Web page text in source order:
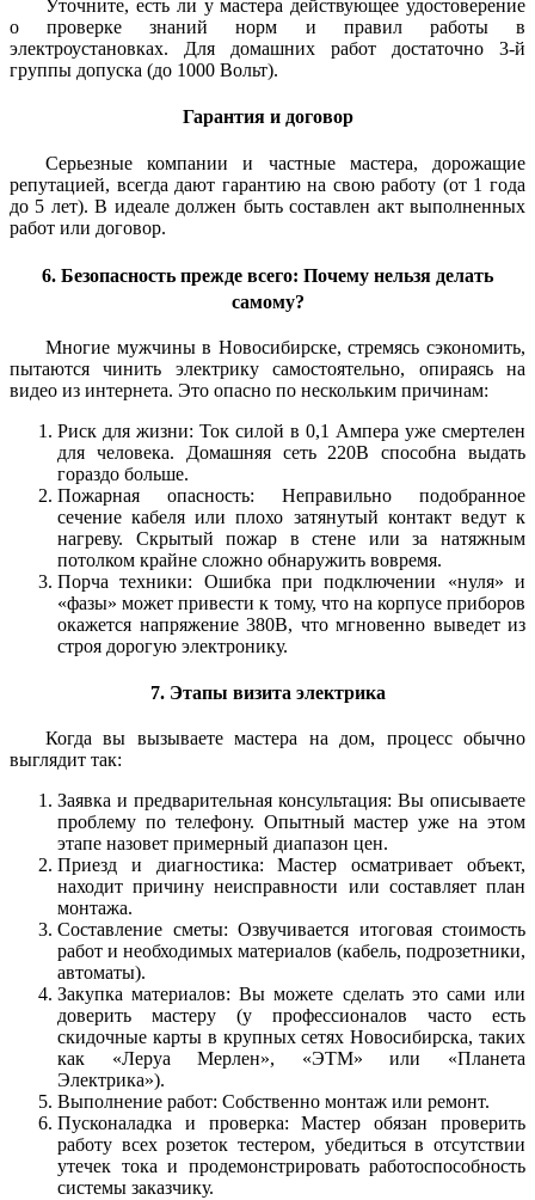
Уточните, есть ли у мастера действующее удостоверение
о проверке знаний норм и правил работы в
электроустановках. Для домашних работ достаточно 3-й
группы допуска (до 1000 Вольт).
Гарантия и договор
Серьезные компании и частные мастера, дорожащие
репутацией, всегда дают гарантию на свою работу (от 1 года
до 5 лет). В идеале должен быть составлен акт выполненных
работ или договор.
6. Безопасность прежде всего: Почему нельзя делать
самому?
Многие мужчины в Новосибирске, стремясь сэкономить,
пытаются чинить электрику самостоятельно, опираясь на
видео из интернета. Это опасно по нескольким причинам:
Риск для жизни: Ток силой в 0,1 Ампера уже смертелен
для человека. Домашняя сеть 220В способна выдать
гораздо больше.
Пожарная опасность: Неправильно подобранное
сечение кабеля или плохо затянутый контакт ведут к
нагреву. Скрытый пожар в стене или за натяжным
потолком крайне сложно обнаружить вовремя.
Порча техники: Ошибка при подключении «нуля» и
«фазы» может привести к тому, что на корпусе приборов
окажется напряжение 380В, что мгновенно выведет из
строя дорогую электронику.
7. Этапы визита электрика
Когда вы вызываете мастера на дом, процесс обычно
выглядит так:
Заявка и предварительная консультация: Вы описываете
проблему по телефону. Опытный мастер уже на этом
этапе назовет примерный диапазон цен.
Приезд и диагностика: Мастер осматривает объект,
находит причину неисправности или составляет план
монтажа.
Составление сметы: Озвучивается итоговая стоимость
работ и необходимых материалов (кабель, подрозетники,
автоматы).
Закупка материалов: Вы можете сделать это сами или
доверить мастеру (у профессионалов часто есть
скидочные карты в крупных сетях Новосибирска, таких
как «Леруа Мерлен», «ЭТМ» или «Планета
Электрика»).
Выполнение работ: Собственно монтаж или ремонт.
Пусконаладка и проверка: Мастер обязан проверить
работу всех розеток тестером, убедиться в отсутствии
утечек тока и продемонстрировать работоспособность
системы заказчику.